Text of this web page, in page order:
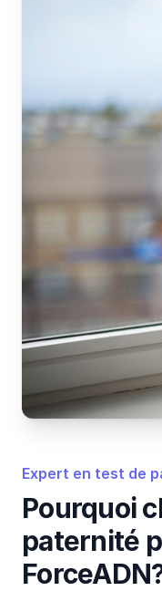
Expert en test de
Pourquoi
paternité